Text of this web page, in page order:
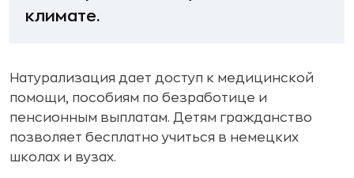
климате.
Натурализация дает доступ к медицинской
помощи, пособиям по безработице и
пенсионным выплатам. Детям гражданство
позволяет бесплатно учиться в немецких
школах и вузах.